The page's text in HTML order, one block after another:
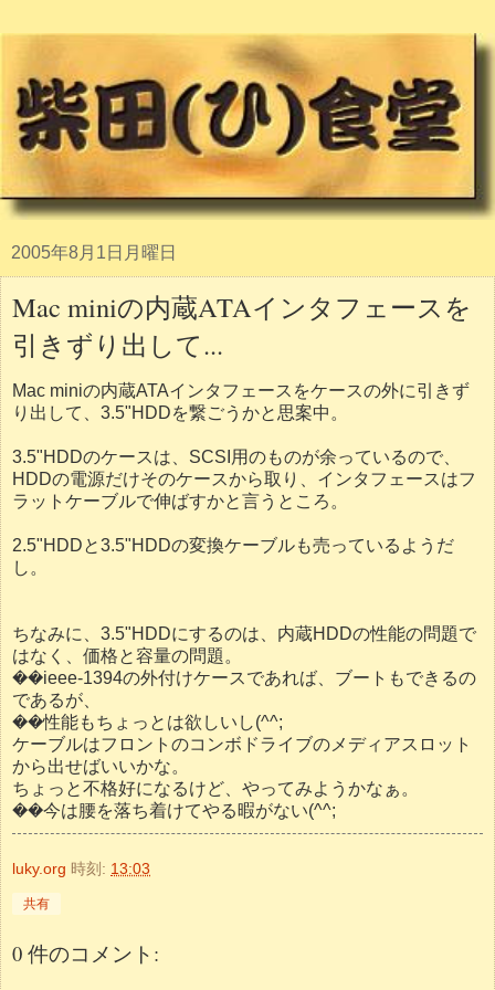
2005年8月1日月曜日
Mac miniの内蔵ATAインタフェースを
引きずり出して...
Mac miniの内蔵ATAインタフェースをケースの外に引きず
り出して、3.5"HDDを繋ごうかと思案中。
3.5"HDDのケースは、SCSI用のものが余っているので、
HDDの電源だけそのケースから取り、インタフェースはフ
ラットケーブルで伸ばすかと言うところ。
2.5"HDDと3.5"HDDの変換ケーブルも売っているようだ
し。
ちなみに、3.5"HDDにするのは、内蔵HDDの性能の問題で
はなく、価格と容量の問題。
��ieee-1394の外付けケースであれば、ブートもできるの
であるが、
��性能もちょっとは欲しいし(^^;
ケーブルはフロントのコンボドライブのメディアスロット
から出せばいいかな。
ちょっと不格好になるけど、やってみようかなぁ。
��今は腰を落ち着けてやる暇がない(^^;
luky.org 時刻: 13:03
共有
0 件のコメント: